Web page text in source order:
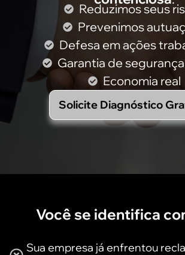
Reduzimos seus
Prevenimos
Defesa em ações
Garantia de
Economia real
Solicite Diagnóstico
Você se identifica
Sua empresa já enfrentou